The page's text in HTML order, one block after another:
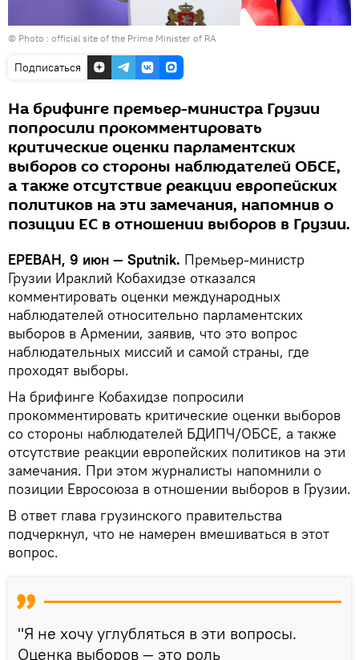
© Photo : official site of the Prime Minister of RA
Подписаться
На брифинге премьер-министра Грузии
попросили прокомментировать
критические оценки парламентских
выборов со стороны наблюдателей ОБСЕ,
а также отсутствие реакции европейских
политиков на эти замечания, напомнив о
позиции ЕС в отношении выборов в Грузии.
ЕРЕВАН, 9 июн — Sputnik. Премьер-министр
Грузии Ираклий Кобахидзе отказался
комментировать оценки международных
наблюдателей относительно парламентских
выборов в Армении, заявив, что это вопрос
наблюдательных миссий и самой страны, где
проходят выборы.
На брифинге Кобахидзе попросили
прокомментировать критические оценки выборов
со стороны наблюдателей БДИПЧ/ОБСЕ, а также
отсутствие реакции европейских политиков на эти
замечания. При этом журналисты напомнили о
позиции Евросоюза в отношении выборов в Грузии.
В ответ глава грузинского правительства
подчеркнул, что не намерен вмешиваться в этот
вопрос.
"Я не хочу углубляться в эти вопросы.
Оценка выборов — это роль